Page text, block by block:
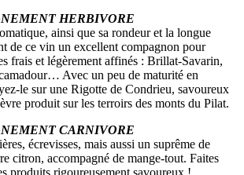
HERBIVORE
ainsi que sa rondeur et la longue
de ce vin un excellent compagnon pour
frais et légèrement affinés : Brillat-Savarin,
Avec un peu de maturité en
le sur une Rigotte de Condrieu, savoureux
produit sur les terroirs des monts du Pilat.
CARNIVORE
écrevisses, mais aussi un suprême de
citron, accompagné de mange-tout. Faites
produits rigoureusement savoureux !